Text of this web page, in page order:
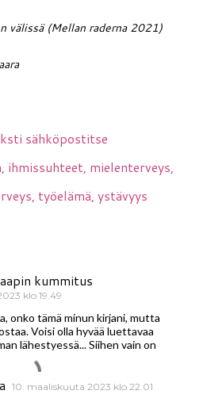
välissä (Mellan raderna 2021)
sähköpostitse
ihmissuhteet mielenterveys
työelämä ystävyys
kummitus
klo 19.49
onko tämä minun kirjani, mutta
Voisi olla hyvää luettavaa
lähestyessä... Siihen vain on
10. maaliskuuta 2023 klo 22.01